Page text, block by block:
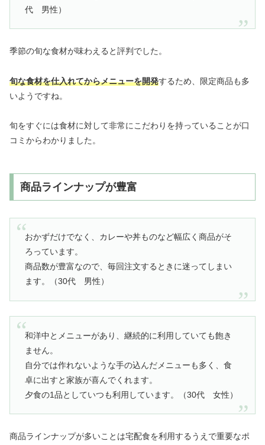
代 男性）
季節の旬な食材が味わえると評判でした。
旬な食材を仕入れてからメニューを開発するため、限定商品も多
いようですね。
旬をすぐには食材に対して非常にこだわりを持っていることが口
コミからわかりました。
商品ラインナップが豊富
おかずだけでなく、カレーや丼ものなど幅広く商品がそ
ろっています。
商品数が豊富なので、毎回注文するときに迷ってしまい
ます。（30代 男性）
和洋中とメニューがあり、継続的に利用していても飽き
ません。
自分では作れないような手の込んだメニューも多く、食
卓に出すと家族が喜んでくれます。
夕食の1品としていつも利用しています。（30代 女性）
商品ラインナップが多いことは宅配食を利用するうえで重要なポ